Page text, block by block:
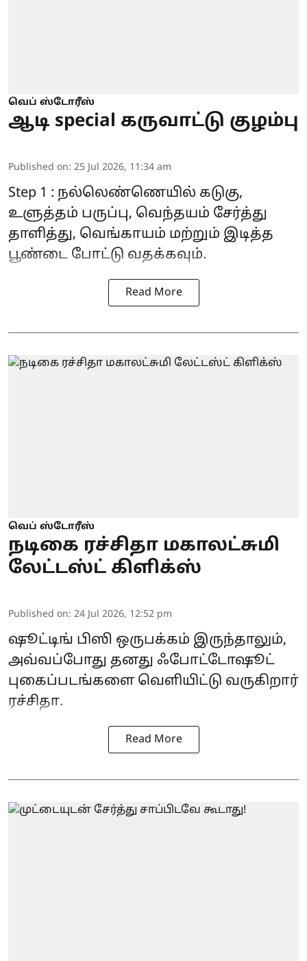
வெப் ஸ்டோரீஸ்
ஆடி special கருவாட்டு குழம்பு
Published on: 25 Jul 2026, 11:34 am
Step 1 : நல்லெண்ணெயில் கடுகு,
உளுத்தம் பருப்பு, வெந்தயம் சேர்த்து
தாளித்து, வெங்காயம் மற்றும் இடித்த
பூண்டை போட்டு வதக்கவும்.
Read More
வெப் ஸ்டோரீஸ்
நடிகை ரச்சிதா மகாலட்சுமி
லேட்டஸ்ட் கிளிக்ஸ்
Published on: 24 Jul 2026, 12:52 pm
ஷூட்டிங் பிஸி ஒருபக்கம் இருந்தாலும்,
அவ்வப்போது தனது ஃபோட்டோஷூட்
புகைப்படங்களை வெளியிட்டு வருகிறார்
ரச்சிதா.
Read More